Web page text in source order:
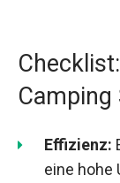
Camping
Effizienz:
eine hohe